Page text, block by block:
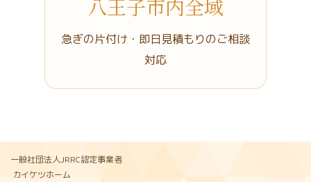
八王子市内全域
急ぎの片付け・即日見積もりのご相談
対応
一般社団法人JRRC認定事業者
カイケツホーム